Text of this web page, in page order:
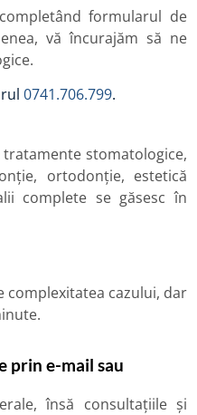
formularul de
vă încurajăm să ne
0741.706.799.
stomatologice,
ortodonție, estetică
complete se găsesc în
complexitatea cazului, dar
prin e-mail sau
însă consultațiile și